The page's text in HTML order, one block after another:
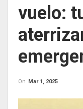
vuelo:
On Mar 1, 2025